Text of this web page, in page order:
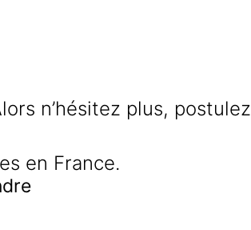
n’hésitez plus, postulez
en France.